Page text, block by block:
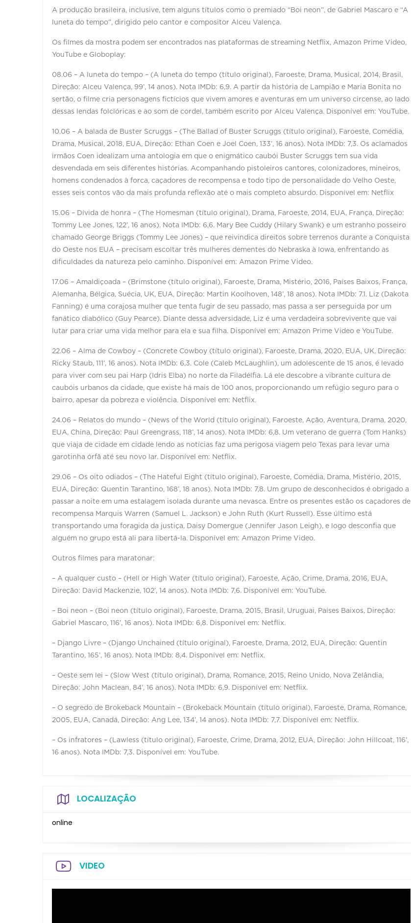
A produção brasileira, inclusive, tem alguns títulos como o premiado “Boi neon”, de Gabriel Mascaro e “A
luneta do tempo”, dirigido pelo cantor e compositor Alceu Valença.
Os filmes da mostra podem ser encontrados nas plataformas de streaming Netflix, Amazon Prime Video,
YouTube e Globoplay:
08.06 – A luneta do tempo – (A luneta do tempo (título original), Faroeste, Drama, Musical, 2014, Brasil,
Direção: Alceu Valença, 99’, 14 anos). Nota IMDb: 6,9. A partir da história de Lampião e Maria Bonita no
sertão, o filme cria personagens fictícios que vivem amores e aventuras em um universo circense, ao lado
dessas lendas folclóricas e ao som de cordel, também escrito por Alceu Valença. Disponível em: YouTube.
10.06 – A balada de Buster Scruggs – (The Ballad of Buster Scruggs (título original), Faroeste, Comédia,
Drama, Musical, 2018, EUA, Direção: Ethan Coen e Joel Coen, 133’, 16 anos). Nota IMDb: 7,3. Os aclamados
irmãos Coen idealizam uma antologia em que o enigmático caubói Buster Scruggs tem sua vida
desvendada em seis diferentes histórias. Acompanhando pistoleiros cantores, colonizadores, mineiros,
homens condenados à forca, caçadores de recompensa e todo tipo de personalidade do Velho Oeste,
esses seis contos vão da mais profunda reflexão até o mais completo absurdo. Disponível em: Netflix
15.06 – Dívida de honra – (The Homesman (título original), Drama, Faroeste, 2014, EUA, França, Direção:
Tommy Lee Jones, 122’, 16 anos). Nota IMDb: 6,6. Mary Bee Cuddy (Hilary Swank) e um estranho posseiro
chamado George Briggs (Tommy Lee Jones) – que reivindica direitos sobre terrenos durante a Conquista
do Oeste nos EUA – precisam escoltar três mulheres dementes do Nebraska à Iowa, enfrentando as
dificuldades da natureza pelo caminho. Disponível em: Amazon Prime Video.
17.06 – Amaldiçoada – (Brimstone (título original), Faroeste, Drama, Mistério, 2016, Países Baixos, França,
Alemanha, Bélgica, Suécia, UK, EUA, Direção: Martin Koolhoven, 148’, 18 anos). Nota IMDb: 7.1. Liz (Dakota
Fanning) é uma corajosa mulher que tenta fugir de seu passado, mas passa a ser perseguida por um
fanático diabólico (Guy Pearce). Diante dessa adversidade, Liz é uma verdadeira sobrevivente que vai
lutar para criar uma vida melhor para ela e sua filha. Disponível em: Amazon Prime Video e YouTube.
22.06 – Alma de Cowboy – (Concrete Cowboy (título original), Faroeste, Drama, 2020, EUA, UK, Direção:
Ricky Staub, 111’, 16 anos). Nota IMDb: 6,3. Cole (Caleb McLaughlin), um adolescente de 15 anos, é levado
para viver com seu pai Harp (Idris Elba) no norte da Filadélfia. Lá ele descobre a vibrante cultura de
caubóis urbanos da cidade, que existe há mais de 100 anos, proporcionando um refúgio seguro para o
bairro, apesar da pobreza e violência. Disponível em: Netflix.
24.06 – Relatos do mundo – (News of the World (título original), Faroeste, Ação, Aventura, Drama, 2020,
EUA, China, Direção: Paul Greengrass, 118’, 14 anos). Nota IMDb: 6,8. Um veterano de guerra (Tom Hanks)
que viaja de cidade em cidade lendo as notícias faz uma perigosa viagem pelo Texas para levar uma
garotinha órfã até seu novo lar. Disponível em: Netflix.
29.06 – Os oito odiados – (The Hateful Eight (título original), Faroeste, Comédia, Drama, Mistério, 2015,
EUA, Direção: Quentin Tarantino, 168’, 18 anos). Nota IMDb: 7,8. Um grupo de desconhecidos é obrigado a
passar a noite em uma estalagem isolada durante uma nevasca. Entre os presentes estão os caçadores de
recompensa Marquis Warren (Samuel L. Jackson) e John Ruth (Kurt Russell). Esse último está
transportando uma foragida da justiça, Daisy Domergue (Jennifer Jason Leigh), e logo desconfia que
alguém no grupo está ali para libertá-la. Disponível em: Amazon Prime Video.
Outros filmes para maratonar:
– A qualquer custo – (Hell or High Water (título original), Faroeste, Ação, Crime, Drama, 2016, EUA,
Direção: David Mackenzie, 102’, 14 anos). Nota IMDb: 7,6. Disponível em: YouTube.
– Boi neon – (Boi neon (título original), Faroeste, Drama, 2015, Brasil, Uruguai, Países Baixos, Direção:
Gabriel Mascaro, 116’, 16 anos). Nota IMDb: 6,8. Disponível em: Netflix.
– Django Livre – (Django Unchained (título original), Faroeste, Drama, 2012, EUA, Direção: Quentin
Tarantino, 165’, 16 anos). Nota IMDb: 8,4. Disponível em: Netflix.
– Oeste sem lei – (Slow West (título original), Drama, Romance, 2015, Reino Unido, Nova Zelândia,
Direção: John Maclean, 84’, 16 anos). Nota IMDb: 6,9. Disponível em: Netflix.
– O segredo de Brokeback Mountain – (Brokeback Mountain (título original), Faroeste, Drama, Romance,
2005, EUA, Canadá, Direção: Ang Lee, 134’, 14 anos). Nota IMDb: 7,7. Disponível em: Netflix.
– Os infratores – (Lawless (título original), Faroeste, Crime, Drama, 2012, EUA, Direção: John Hillcoat, 116’,
16 anos). Nota IMDb: 7,3­­. Disponível em: YouTube.
LOCALIZAÇÃO
online
VIDEO